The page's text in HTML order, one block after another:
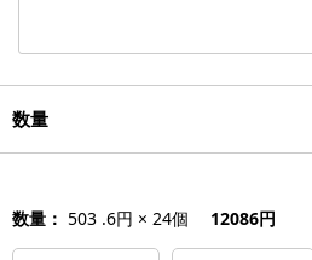
数量
数量： 503 .6円 × 24個 12086円